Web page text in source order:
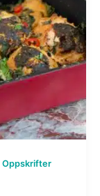
Oppskrifter